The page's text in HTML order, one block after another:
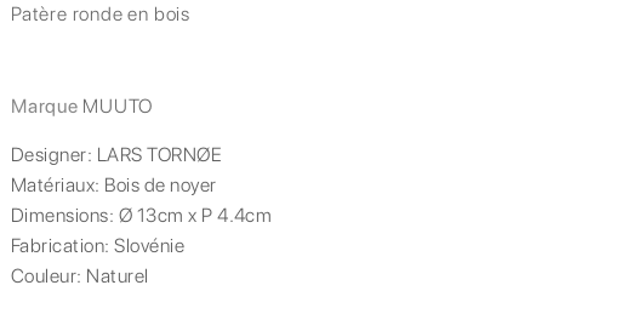
Patère ronde en bois
Marque MUUTO
Designer: LARS TORNØE
Matériaux: Bois de noyer
Dimensions: Ø 13cm x P 4.4cm
Fabrication:Slovénie
Couleur: Naturel